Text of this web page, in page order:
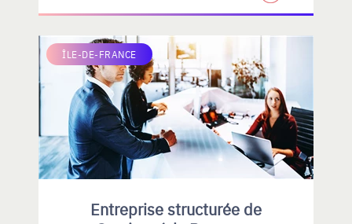
ÎLE-DE-FRANCE
Entreprise structurée de